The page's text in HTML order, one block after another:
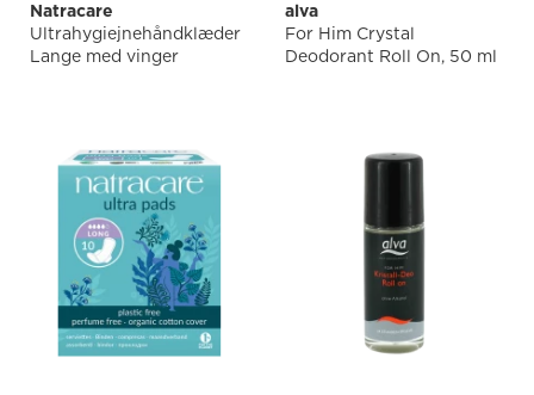
Natracare
Ultrahygiejnehåndklæder
Lange med vinger
alva
For Him Crystal
Deodorant Roll On, 50 ml